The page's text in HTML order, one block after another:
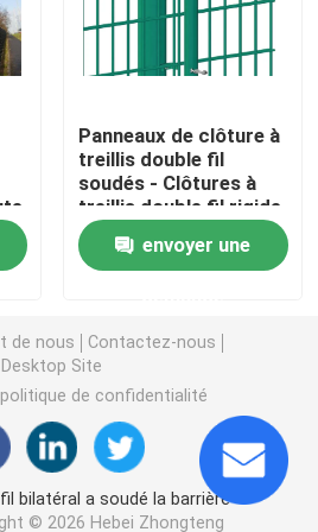
fil
provisoire
aéroportuaire
chaîne en métal
Panneaux de clôture à
treillis double fil
soudés - Clôtures à
treillis double fil rigide
et clôtures en PVC
envoyer une
de nous
Contactez-nous
Desktop Site
politique de confidentialité
bilatéral a soudé la barrière
© 2026 Hebei Zhongteng